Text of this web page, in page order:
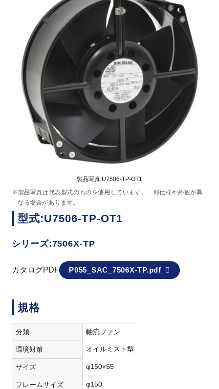
製品写真:U7506-TP-OT1
※製品写真は代表型式のものを使用しています。一部仕様や外観が異
なる場合があります。
型式:U7506-TP-OT1
シリーズ:7506X-TP
カタログPDF P055_SAC_7506X-TP.pdf
規格
分類 軸流ファン
環境対策 オイルミスト型
サイズ φ150×55
フレームサイズ φ150